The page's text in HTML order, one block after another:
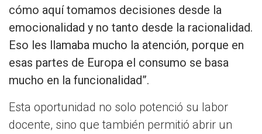
cómo aquí tomamos decisiones desde la
emocionalidad y no tanto desde la racionalidad.
Eso les llamaba mucho la atención, porque en
esas partes de Europa el consumo se basa
mucho en la funcionalidad”.
Esta oportunidad no solo potenció su labor
docente, sino que también permitió abrir un